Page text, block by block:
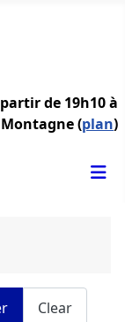
de 19h10 à
(plan)
Clear